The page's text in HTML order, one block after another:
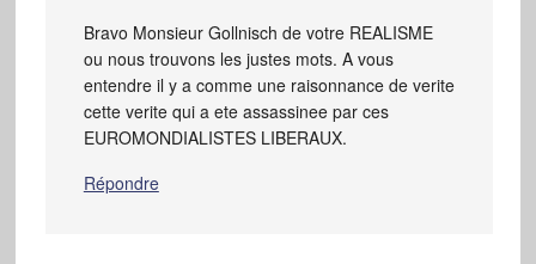
Bravo Monsieur Gollnisch de votre REALISME
ou nous trouvons les justes mots. A vous
entendre il y a comme une raisonnance de verite
cette verite qui a ete assassinee par ces
EUROMONDIALISTES LIBERAUX.
Répondre